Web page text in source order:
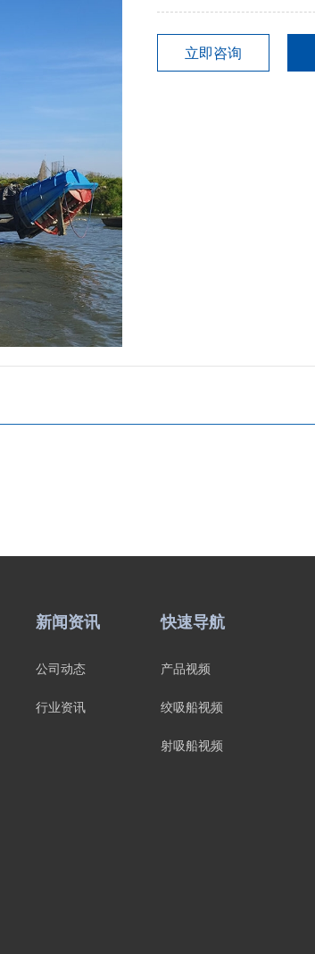
立即咨询
新闻资讯
公司动态
行业资讯
快速导航
产品视频
绞吸船视频
射吸船视频